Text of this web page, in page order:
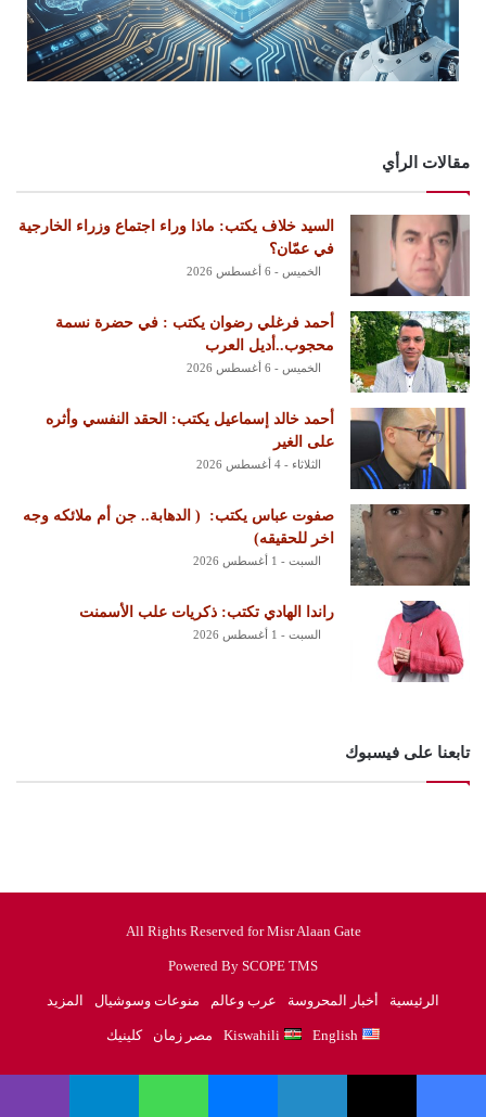
مقالات الرأي
السيد خلاف يكتب: ماذا وراء اجتماع وزراء الخارجية
في عمّان؟
الخميس - 6 أغسطس 2026
أحمد فرغلي رضوان يكتب : في حضرة نسمة
محجوب..أديل العرب
الخميس - 6 أغسطس 2026
أحمد خالد إسماعيل يكتب: الحقد النفسي وأثره
على الغير
الثلاثاء - 4 أغسطس 2026
‏صفوت عباس يكتب: ‏ ‏( الدهابة.. جن أم ملائكه وجه
اخر للحقيقه)
السبت - 1 أغسطس 2026
راندا الهادي تكتب: ذكريات علب الأسمنت
السبت - 1 أغسطس 2026
تابعنا على فيسبوك
All Rights Reserved for Misr Alaan Gate
Powered By SCOPE TMS
الرئيسية أخبار المحروسة عرب وعالم منوعات وسوشيال المزيد
English
Kiswahili مصر زمان كلينيك